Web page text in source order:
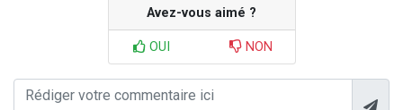
Avez-vous aimé ?
OUI NON